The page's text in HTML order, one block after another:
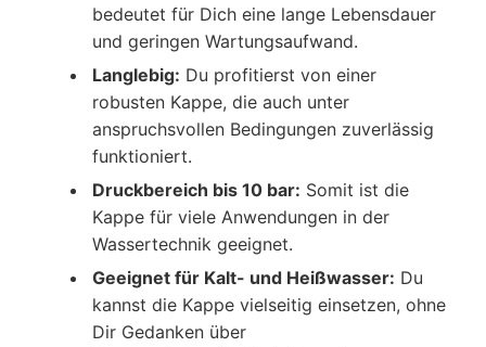
bedeutet für Dich eine lange Lebensdauer
und geringen Wartungsaufwand.
Langlebig: Du profitierst von einer
robusten Kappe, die auch unter
anspruchsvollen Bedingungen zuverlässig
funktioniert.
Druckbereich bis 10 bar: Somit ist die
Kappe für viele Anwendungen in der
Wassertechnik geeignet.
Geeignet für Kalt- und Heißwasser: Du
kannst die Kappe vielseitig einsetzen, ohne
Dir Gedanken über